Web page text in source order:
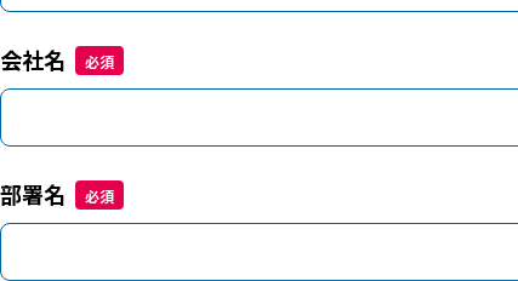
会社名
部署名